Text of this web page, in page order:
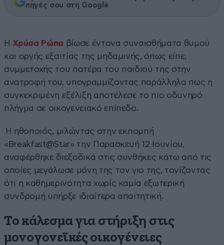
πηγές σου στη Google
Η Χρύσα Ρώπα βίωσε έντονα συναισθήματα θυμού
και οργής εξαιτίας της μηδαμινής, όπως είπε,
συμμετοχής του πατέρα του παιδιού της στην
ανατροφή του, υπογραμμίζοντας παράλληλα πως η
συγκεκριμένη εξέλιξη αποτέλεσε το πιο οδυνηρό
πλήγμα σε οικογενειακό επίπεδο.
Η ηθοποιός, μιλώντας στην εκπομπή
«Breakfast@Star» την Παρασκευή 12 Ιουνίου,
αναφέρθηκε διεξοδικά στις συνθήκες κάτω από τις
οποίες μεγάλωσε μόνη της τον γιο της, τονίζοντας
ότι η καθημερινότητα χωρίς καμία εξωτερική
συνδρομή υπήρξε ιδιαίτερα απαιτητική.
Το κάλεσμα για στήριξη στις
μονογονεϊκές οικογένειες